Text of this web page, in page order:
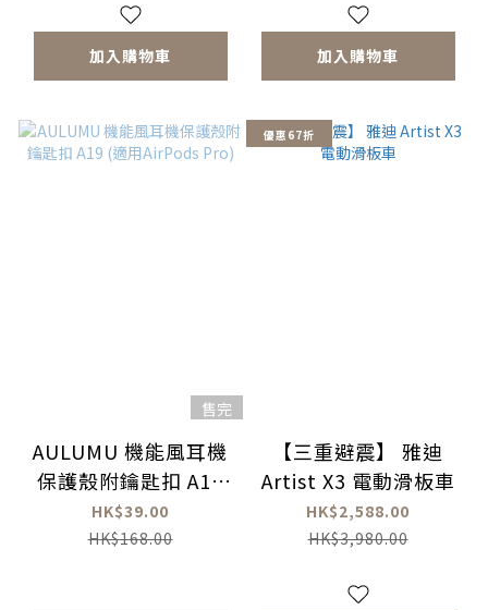
加入購物車 加入購物車
售完
AULUMU 機能風耳機
保護殼附鑰匙扣 A19
(適用AirPods Pro)
HK$39.00
HK$168.00
優惠67折
【三重避震】 雅迪
Artist X3 電動滑板車
HK$2,588.00
HK$3,980.00